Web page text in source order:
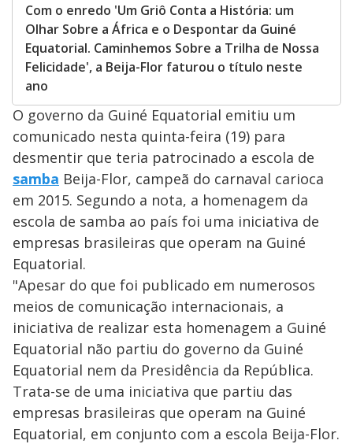
Com o enredo 'Um Griô Conta a História: um
Olhar Sobre a África e o Despontar da Guiné
Equatorial. Caminhemos Sobre a Trilha de Nossa
Felicidade', a Beija-Flor faturou o título neste
ano
O governo da Guiné Equatorial emitiu um
comunicado nesta quinta-feira (19) para
desmentir que teria patrocinado a escola de
samba Beija-Flor, campeã do carnaval carioca
em 2015. Segundo a nota, a homenagem da
escola de samba ao país foi uma iniciativa de
empresas brasileiras que operam na Guiné
Equatorial.
"Apesar do que foi publicado em numerosos
meios de comunicação internacionais, a
iniciativa de realizar esta homenagem a Guiné
Equatorial não partiu do governo da Guiné
Equatorial nem da Presidência da República.
Trata-se de uma iniciativa que partiu das
empresas brasileiras que operam na Guiné
Equatorial, em conjunto com a escola Beija-Flor.